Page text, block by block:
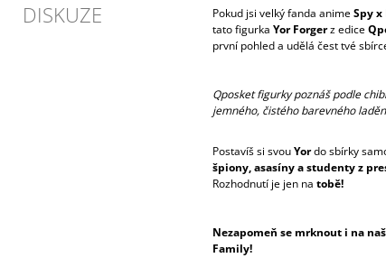
DISKUZE
Pokud jsi velký fanda animeSpy
tato figurka Yor Forgerz edice
první pohled a udělá čest tvé
Qposket figurky poznáš podle
jemného, čistého barevného
Postavíš si svouYordo sbírky
špiony, asasíny a studenty z
Rozhodnutí je jen na tobě!
Nezapomeň se mrknout i na
Family!